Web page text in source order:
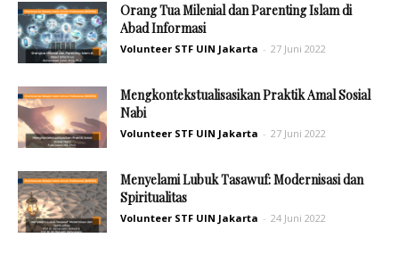
Orang Tua Milenial dan Parenting Islam di
Abad Informasi
Volunteer STF UIN Jakarta - 27 Juni 2022
Mengkontekstualisasikan Praktik Amal Sosial
Nabi
Volunteer STF UIN Jakarta - 27 Juni 2022
Menyelami Lubuk Tasawuf: Modernisasi dan
Spiritualitas
Volunteer STF UIN Jakarta - 24 Juni 2022